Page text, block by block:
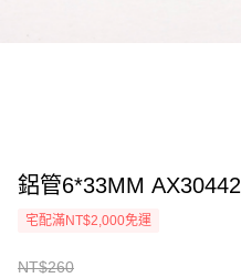
鋁管6*33MM AX30442
宅配滿NT$2,000免運
NT$260